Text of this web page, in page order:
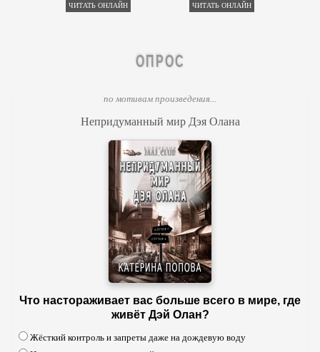
ЧИТАТЬ ОНЛАЙН ЧИТАТЬ ОНЛАЙН
ОПРОС
по мотивам произведения...
Непридуманный мир Дэя Олана
Что настораживает вас больше всего в мире, где
живёт Дэй Олан?
Жёсткий контроль и запреты даже на дождевую воду